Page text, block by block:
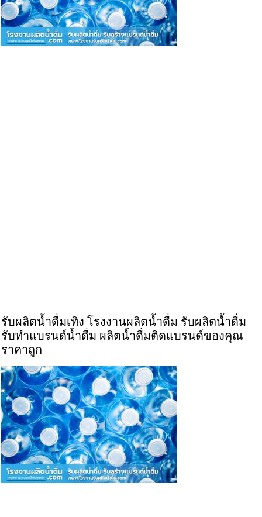
รับผลิตน้ำดื่มเทิง โรงงานผลิตน้ำดื่ม รับผลิตน้ำดื่ม
รับทำแบรนด์น้ำดื่ม ผลิตน้ำดื่มติดแบรนด์ของคุณ
ราคาถูก